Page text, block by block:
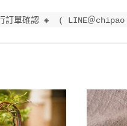
訂單確認 ◈  ( LINE＠chipao